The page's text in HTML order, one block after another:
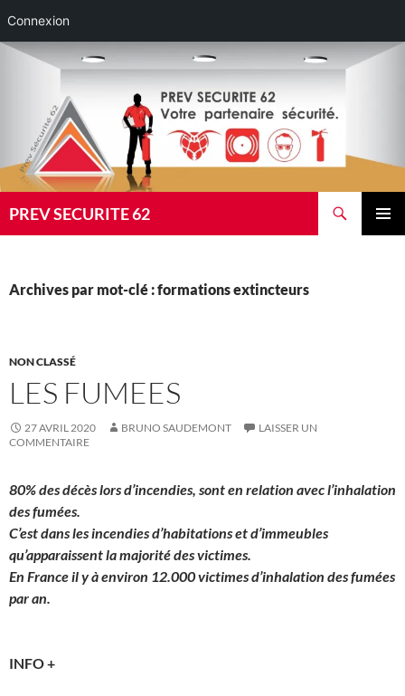
Connexion
Aller
PREV SECURITE 62
Archives par mot-clé : formations extincteurs
NON CLASSÉ
LES FUMEES
27 AVRIL 2020 BRUNO SAUDEMONT
LAISSER UN
COMMENTAIRE
80% des décès lors d’incendies, sont en relation avec l’inhalation
des fumées.
C’est dans les incendies d’habitations et d’immeubles
qu’apparaissent la majorité des victimes.
En France il y à environ 12.000 victimes d’inhalation des fumées
par an.
INFO +